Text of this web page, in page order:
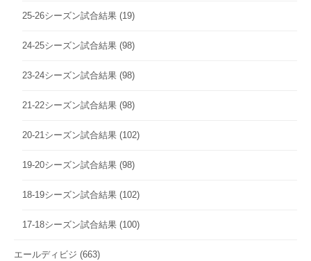
25-26シーズン試合結果 (19)
24-25シーズン試合結果 (98)
23-24シーズン試合結果 (98)
21-22シーズン試合結果 (98)
20-21シーズン試合結果 (102)
19-20シーズン試合結果 (98)
18-19シーズン試合結果 (102)
17-18シーズン試合結果 (100)
エールディビジ (663)